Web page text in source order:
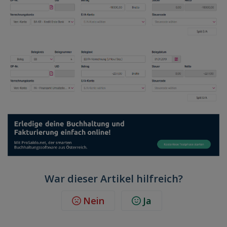
War dieser Artikel hilfreich?
Nein Ja